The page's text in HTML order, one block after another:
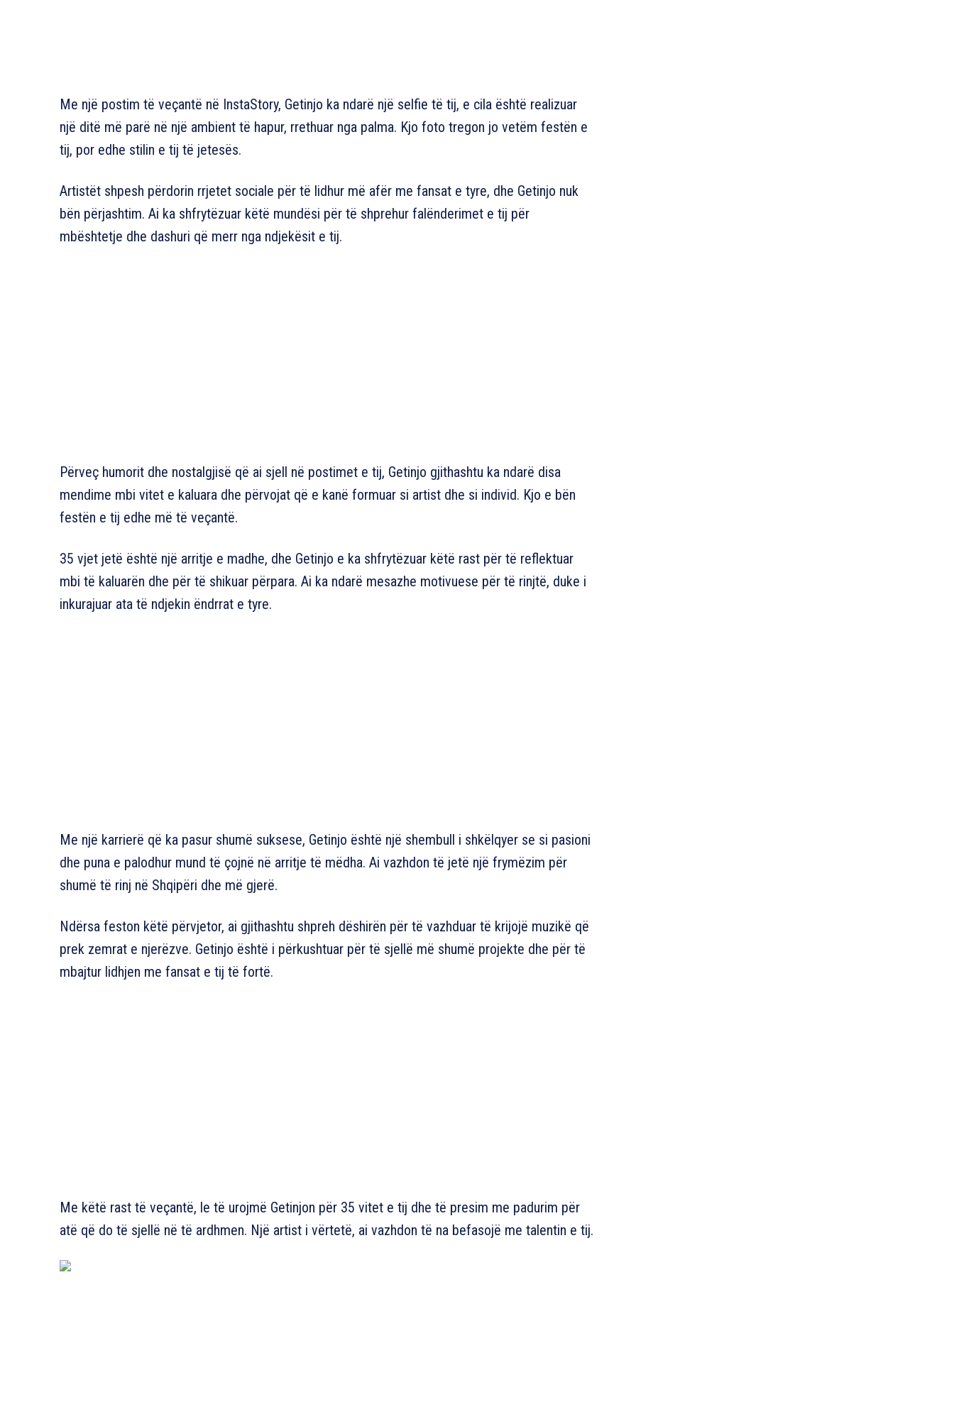
Me një postim të veçantë në InstaStory, Getinjo ka ndarë një selfie të tij, e cila është realizuar
një ditë më parë në një ambient të hapur, rrethuar nga palma. Kjo foto tregon jo vetëm festën e
tij, por edhe stilin e tij të jetesës.
Artistët shpesh përdorin rrjetet sociale për të lidhur më afër me fansat e tyre, dhe Getinjo nuk
bën përjashtim. Ai ka shfrytëzuar këtë mundësi për të shprehur falënderimet e tij për
mbështetje dhe dashuri që merr nga ndjekësit e tij.
Përveç humorit dhe nostalgjisë që ai sjell në postimet e tij, Getinjo gjithashtu ka ndarë disa
mendime mbi vitet e kaluara dhe përvojat që e kanë formuar si artist dhe si individ. Kjo e bën
festën e tij edhe më të veçantë.
35 vjet jetë është një arritje e madhe, dhe Getinjo e ka shfrytëzuar këtë rast për të reflektuar
mbi të kaluarën dhe për të shikuar përpara. Ai ka ndarë mesazhe motivuese për të rinjtë, duke i
inkurajuar ata të ndjekin ëndrrat e tyre.
Me një karrierë që ka pasur shumë suksese, Getinjo është një shembull i shkëlqyer se si pasioni
dhe puna e palodhur mund të çojnë në arritje të mëdha. Ai vazhdon të jetë një frymëzim për
shumë të rinj në Shqipëri dhe më gjerë.
Ndërsa feston këtë përvjetor, ai gjithashtu shpreh dëshirën për të vazhduar të krijojë muzikë që
prek zemrat e njerëzve. Getinjo është i përkushtuar për të sjellë më shumë projekte dhe për të
mbajtur lidhjen me fansat e tij të fortë.
Me këtë rast të veçantë, le të urojmë Getinjon për 35 vitet e tij dhe të presim me padurim për
atë që do të sjellë në të ardhmen. Një artist i vërtetë, ai vazhdon të na befasojë me talentin e tij.